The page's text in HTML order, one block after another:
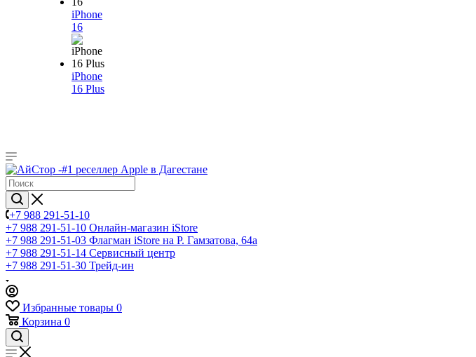
iPhone
16
iPhone
16 Plus
+7 988 291-51-10
+7 988 291-51-10 Онлайн-магазин iStore
+7 988 291-51-03 Флагман iStore на Р. Гамзатова, 64а
+7 988 291-51-14 Сервисный центр
+7 988 291-51-30 Трейд-ин
Избранные товары 0
Корзина 0